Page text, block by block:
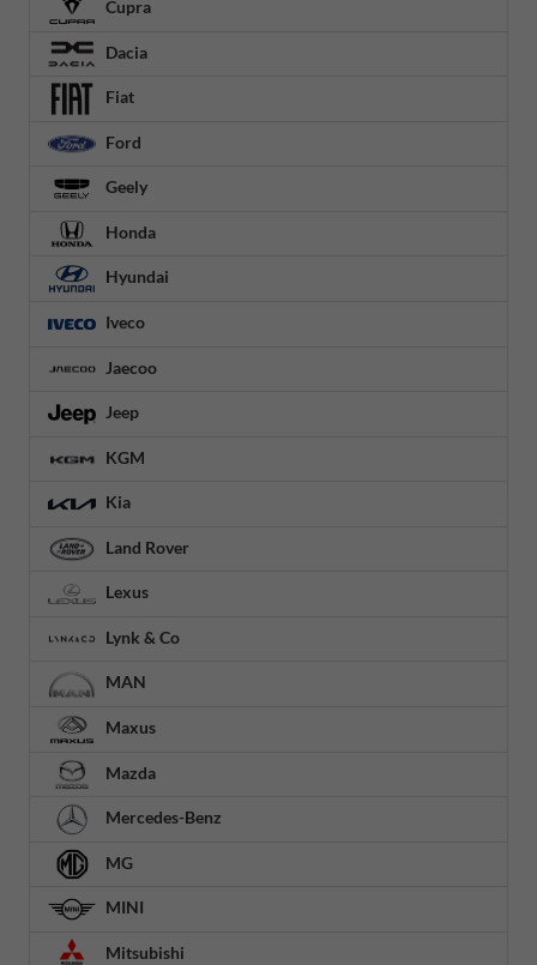
Cupra
Dacia
Fiat
Ford
Geely
Honda
Hyundai
Iveco
Jaecoo
Jeep
KGM
Kia
Land Rover
Lexus
Lynk & Co
MAN
Maxus
Mazda
Mercedes-Benz
MG
MINI
Mitsubishi